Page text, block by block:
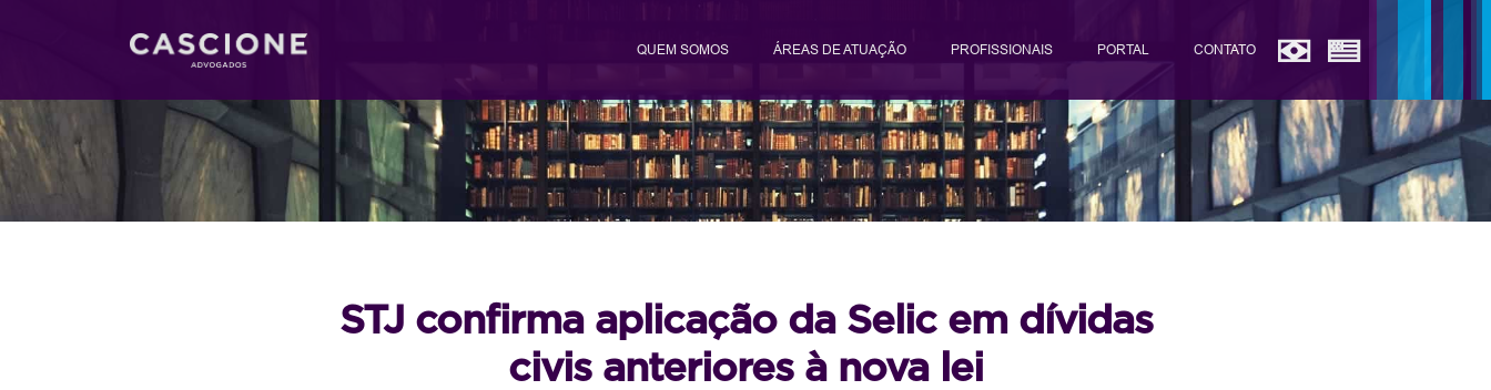
QUEM SOMOS ÁREAS DE ATUAÇÃO PROFISSIONAIS PORTAL CONTATO
STJ confirma aplicação da Selic em dívidas
civis anteriores à nova lei